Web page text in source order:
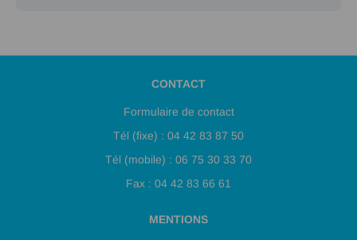
CONTACT
Formulaire de contact
Tél (fixe) : 04 42 83 87 50
Tél (mobile) : 06 75 30 33 70
Fax : 04 42 83 66 61
MENTIONS